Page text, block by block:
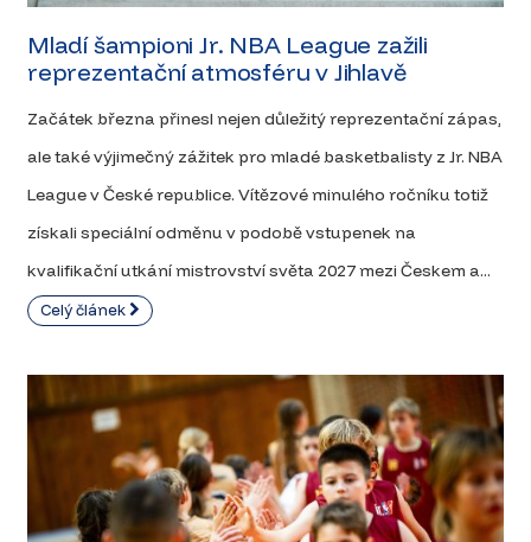
Mladí šampioni Jr. NBA League zažili
reprezentační atmosféru v Jihlavě
Začátek března přinesl nejen důležitý reprezentační zápas,
ale také výjimečný zážitek pro mladé basketbalisty z Jr. NBA
League v České republice. Vítězové minulého ročníku totiž
získali speciální odměnu v podobě vstupenek na
kvalifikační utkání mistrovství světa 2027 mezi Českem a...
Celý článek